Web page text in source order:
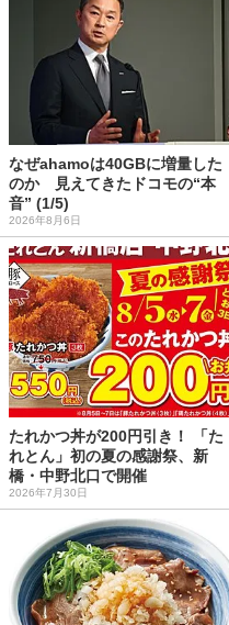
なぜahamoは40GBに増量した
のか 見えてきたドコモの“本
音” (1/5)
2026年8月6日
たれかつ丼が200円引き！ 「た
れとん」初の夏の感謝祭、新
橋・中野北口で開催
2026年7月30日